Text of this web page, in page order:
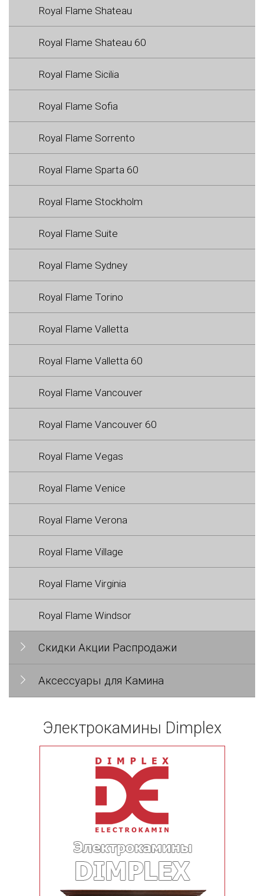
Royal Flame Shateau
Royal Flame Shateau 60
Royal Flame Sicilia
Royal Flame Sofia
Royal Flame Sorrento
Royal Flame Sparta 60
Royal Flame Stockholm
Royal Flame Suite
Royal Flame Sydney
Royal Flame Torino
Royal Flame Valletta
Royal Flame Valletta 60
Royal Flame Vancouver
Royal Flame Vancouver 60
Royal Flame Vegas
Royal Flame Venice
Royal Flame Verona
Royal Flame Village
Royal Flame Virginia
Royal Flame Windsor
Скидки Акции Распродажи
Аксессуары для Камина
Электрокамины Dimplex